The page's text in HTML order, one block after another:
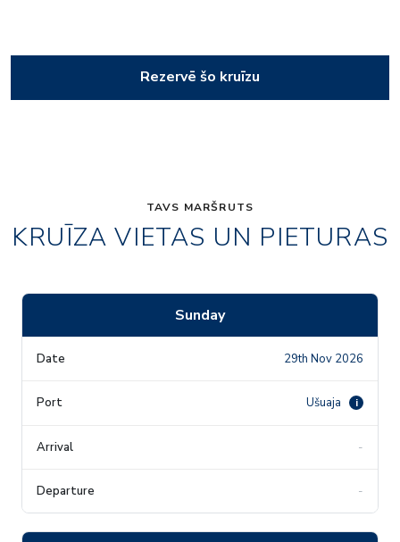
Rezervē šo kruīzu
TAVS MARŠRUTS
KRUĪZA VIETAS UN PIETURAS
Sunday
29th Nov 2026
Ušuaja i
-
-